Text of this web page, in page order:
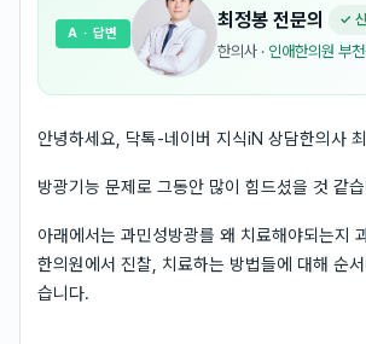
최정봉 전문의 ✓
한의사 · 인애한의원 부
A · 답변
안녕하세요, 닥톡-네이버 지식iN 상담한의사
방광기능 문제로 그동안 많이 힘드셨을 것 같
아래에서는 과민성방광를 왜 치료해야되는지
한의원에서 진찰, 치료하는 방법들에 대해 순
습니다.